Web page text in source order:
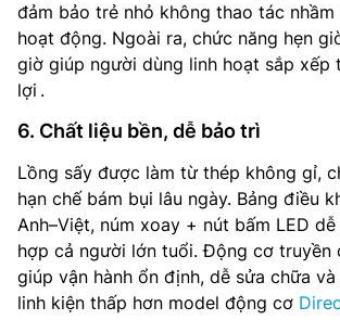
đảm bảo trẻ nhỏ không thao tác nhầm
hoạt động. Ngoài ra, chức năng hẹn
giờ giúp người dùng linh hoạt sắp xếp
lợi .
6. Chất liệu bền, dễ bảo trì
Lồng sấy được làm từ thép không gỉ,
hạn chế bám bụi lâu ngày. Bảng điều
Anh–Việt, núm xoay + nút bấm LED
hợp cả người lớn tuổi. Động cơ truyền
giúp vận hành ổn định, dễ sửa chữa
linh kiện thấp hơn model động cơ